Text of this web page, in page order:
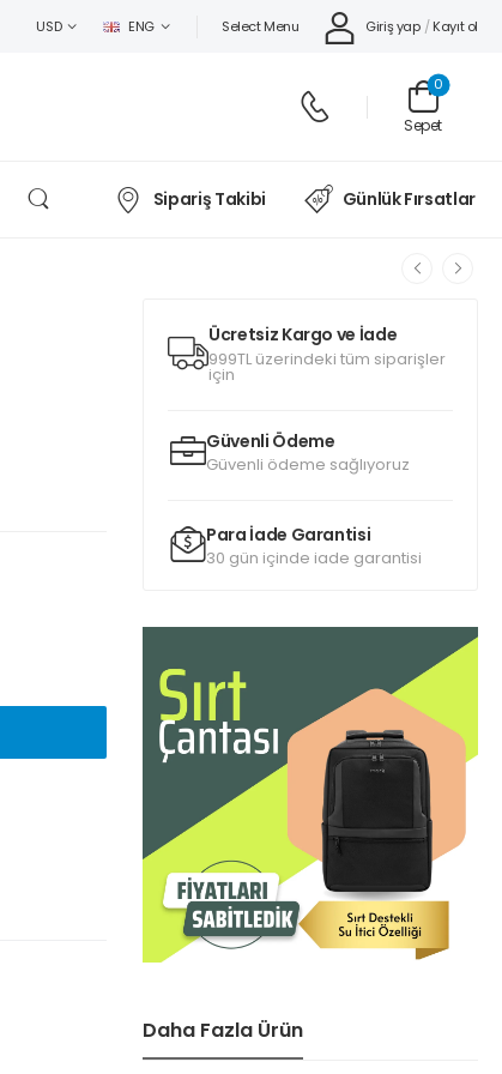
USD ENG Select Menu Giriş yap / Kayıt ol
Sepet
0
Sipariş Takibi Günlük Fırsatlar
Ücretsiz Kargo ve İade
999TL üzerindeki tüm siparişler
için
Güvenli Ödeme
Güvenli ödeme sağlıyoruz
Para İade Garantisi
30 gün içinde iade garantisi
Daha Fazla Ürün